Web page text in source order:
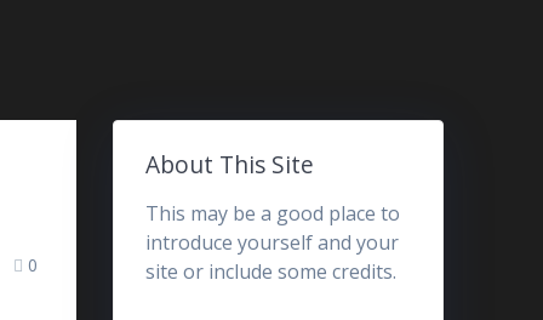
0
About This Site
This may be a good place to
introduce yourself and your
site or include some credits.